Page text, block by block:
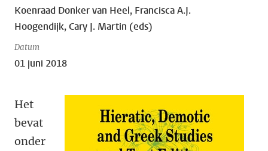
Koenraad Donker van Heel, Francisca A.J.
Hoogendijk, Cary J. Martin (eds)
Datum
01 juni 2018
Het
bevat
onder